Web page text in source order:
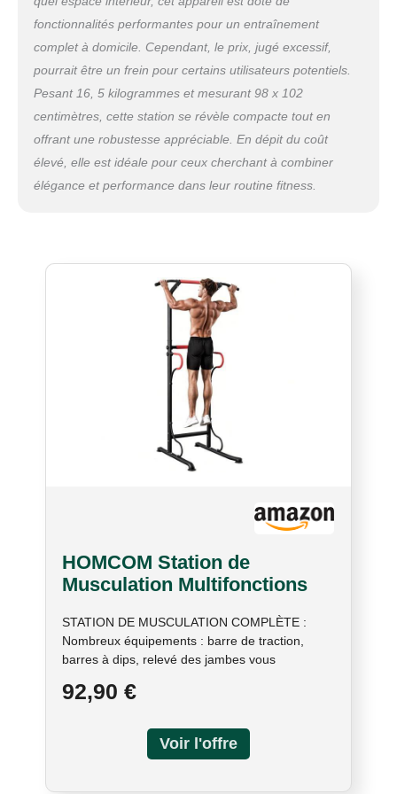
fonctionnalités performantes pour un entraînement
complet à domicile. Cependant, le prix, jugé excessif,
pourrait être un frein pour certains utilisateurs potentiels.
Pesant 16, 5 kilogrammes et mesurant 98 x 102
centimètres, cette station se révèle compacte tout en
offrant une robustesse appréciable. En dépit du coût
élevé, elle est idéale pour ceux cherchant à combiner
élégance et performance dans leur routine fitness.
HOMCOM Station de
Musculation Multifonctions
STATION DE MUSCULATION COMPLÈTE :
Nombreux équipements : barre de traction,
barres à dips, relevé des jambes vous
vos bras, jambes, lombaires, fessiers et
totale réglable à 7 positions de 171 jusqu'à 219
cm pour s'adapter aux besoins d'exercie
92,90 €